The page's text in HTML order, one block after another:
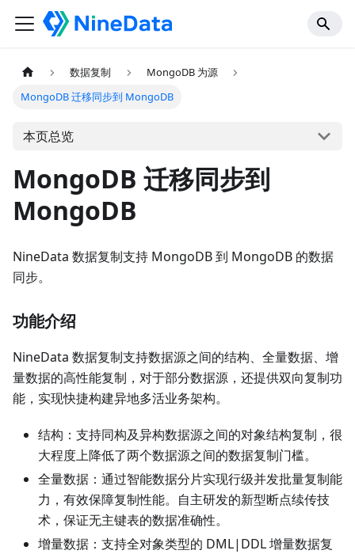
数据复制
MongoDB 为源
MongoDB 迁移同步到 MongoDB
本页总览
MongoDB 迁移同步到
MongoDB
NineData 数据复制支持 MongoDB 到 MongoDB 的数据
同步。
功能介绍
NineData 数据复制支持数据源之间的结构、全量数据、增
量数据的高性能复制，对于部分数据源，还提供双向复制功
能，实现快捷构建异地多活业务架构。
结构：支持同构及异构数据源之间的对象结构复制，很
大程度上降低了两个数据源之间的数据复制门槛。
全量数据：通过智能数据分片实现行级并发批量复制能
力，有效保障复制性能。自主研发的新型断点续传技
术，保证无主键表的数据准确性。
增量数据：支持全对象类型的 DML|DDL 增量数据复